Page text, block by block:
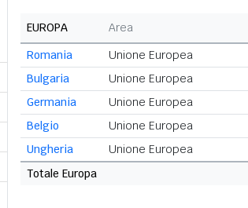
EUROPA Area
Romania
Unione Europea
Bulgaria
Unione Europea
Germania
Unione Europea
Belgio
Unione Europea
Ungheria
Unione Europea
Totale Europa